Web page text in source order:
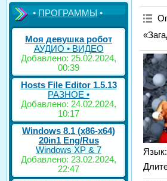
•ПРОГРАММЫ•
Моя девушка робот
АУДИО • ВИДЕО
Добавлено: 25.02.2024,
00:39
Hosts File Editor 1.5.13
РАЗНОЕ •
Добавлено: 24.02.2024,
10:17
Windows 8.1 (x86-x64)
20in1 Eng/Rus
Windows XP & 7
Добавлено: 23.02.2024,
22:47
Язык